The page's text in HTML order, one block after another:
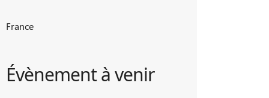
France
Évènement à venir